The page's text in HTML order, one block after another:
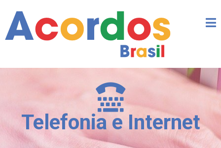
Telefonia e Internet